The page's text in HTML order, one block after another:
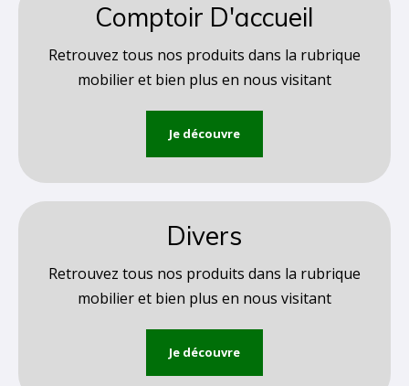
Comptoir D'accueil
Retrouvez tous nos produits dans la rubrique
mobilier et bien plus en nous visitant
Je découvre
Divers
Retrouvez tous nos produits dans la rubrique
mobilier et bien plus en nous visitant
Je découvre